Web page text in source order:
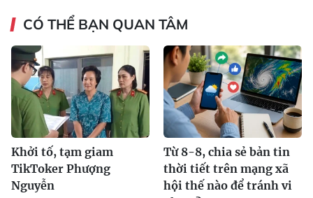
CÓ THỂ BẠN QUAN TÂM
Khởi tố, tạm giam
TikToker Phượng
Nguyễn
Từ 8-8, chia sẻ bản tin
thời tiết trên mạng xã
hội thế nào để tránh vi